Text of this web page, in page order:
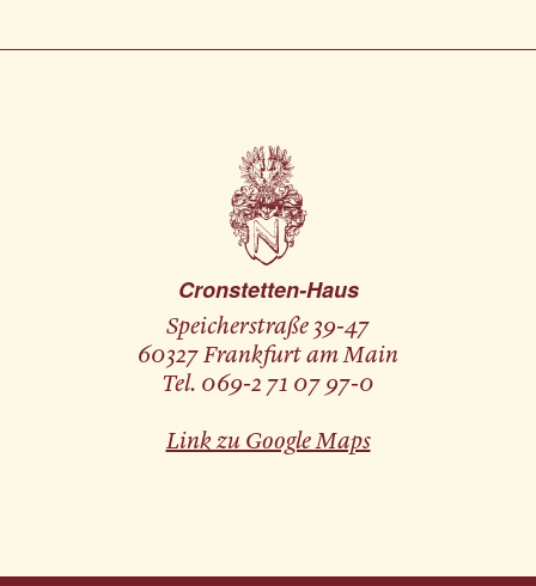
Cronstetten-Haus
Speicherstraße 39-47
60327 Frankfurt am Main
Tel. 069-2 71 07 97-0
Link zu Google Maps